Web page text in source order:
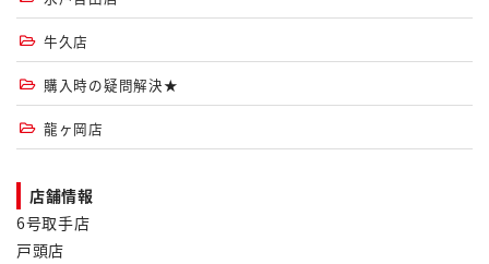
牛久店
購入時の疑問解決★
龍ヶ岡店
店舗情報
6号取手店
戸頭店